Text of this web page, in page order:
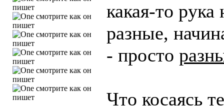
какая-то
разные,
- просто
Что косаясь